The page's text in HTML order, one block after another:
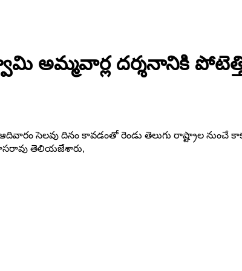
అమ్మవార్ల దర్శనానికి
సెలవు దినం కావడంతో రెండు తెలుగు రాష్ట్రాల నుంచే
తెలియజేశారు,